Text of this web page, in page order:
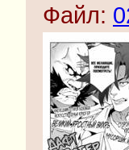
Файл: